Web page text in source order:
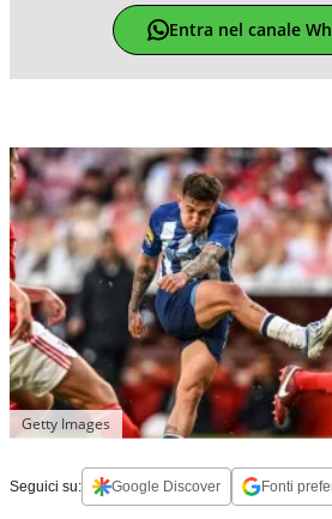
Entra nel canale
Getty Images
Seguici su: Google Discover Fonti